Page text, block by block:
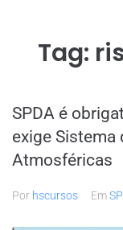
Tag:
SPDA é
exige Sistema
Atmosféricas
Por hscursos Em